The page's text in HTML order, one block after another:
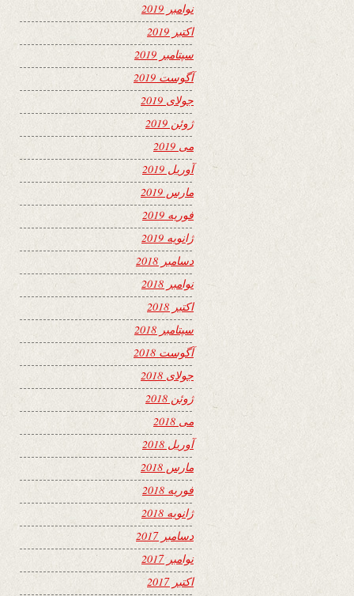
نوامبر 2019
اکتبر 2019
سپتامبر 2019
آگوست 2019
جولای 2019
ژوئن 2019
می 2019
آوریل 2019
مارس 2019
فوریه 2019
ژانویه 2019
دسامبر 2018
نوامبر 2018
اکتبر 2018
سپتامبر 2018
آگوست 2018
جولای 2018
ژوئن 2018
می 2018
آوریل 2018
مارس 2018
فوریه 2018
ژانویه 2018
دسامبر 2017
نوامبر 2017
اکتبر 2017